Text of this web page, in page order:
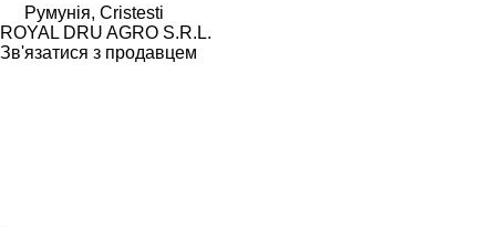
Румунія, Cristesti
ROYAL DRU AGRO S.R.L.
Зв'язатися з продавцем